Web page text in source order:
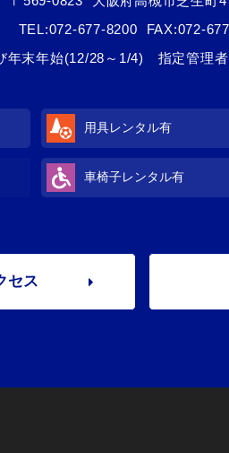
TEL:072-677-8200
FAX:072-
年末年始(12/28～1/4) 指定管理
用具レンタル有
車椅子レンタル有
セス